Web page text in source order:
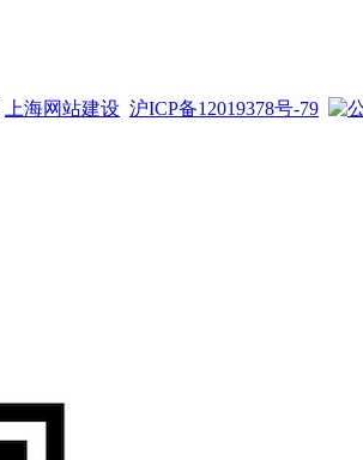
上海网站建设 沪ICP备12019378号-79